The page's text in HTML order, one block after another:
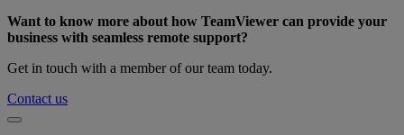
Want to know more about how TeamViewer can provide your
business with seamless remote support?
Get in touch with a member of our team today.
Contact us